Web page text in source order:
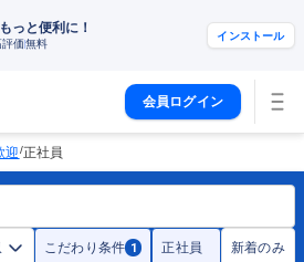
っと便利に！
評価無料
インストール
会員ログイン
迎/正社員
こだわり条件 1 正社員 新着のみ